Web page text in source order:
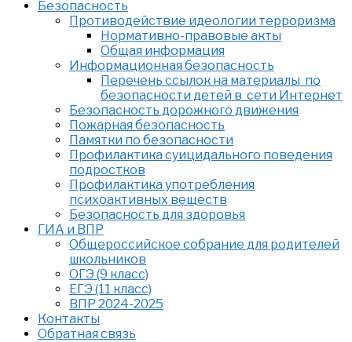
Безопасность
Противодействие идеологии терроризма
Нормативно-правовые акты
Общая информация
Информационная безопасность
Перечень ссылок на материалы по
безопасности детей в сети Интернет
Безопасность дорожного движения
Пожарная безопасность
Памятки по безопасности
Профилактика суицидального поведения
подростков
Профилактика употребления
психоактивных веществ
Безопасность для здоровья
ГИА и ВПР
Общероссийское собрание для родителей
школьников
ОГЭ (9 класс)
ЕГЭ (11 класс)
ВПР 2024-2025
Контакты
Обратная связь